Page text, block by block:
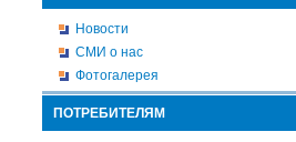
Новости
СМИ о нас
Фотогалерея
ПОТРЕБИТЕЛЯМ